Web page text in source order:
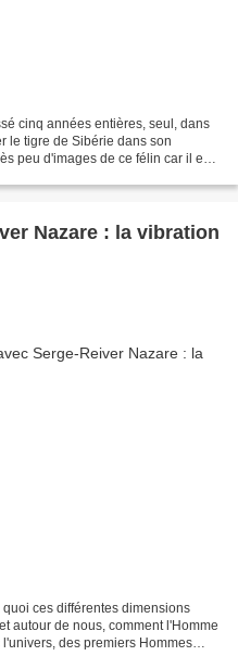
cinq années entières, seul, dans
le tigre de Sibérie dans son
peu d'images de ce félin car il est
Nazare : la vibration
ces différentes dimensions
autour de nous, comment l'Homme
des premiers Hommes